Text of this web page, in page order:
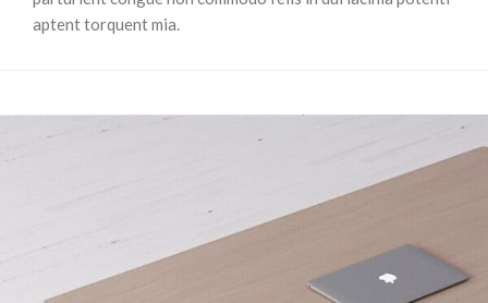
aptent torquent mia.